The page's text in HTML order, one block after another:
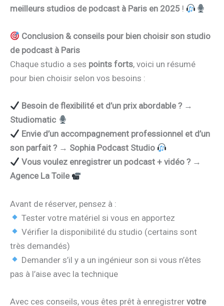
meilleurs studios de podcast à Paris en 2025 !
Conclusion & conseils pour bien choisir son studio
de podcast à Paris
Chaque studio a ses points forts, voici un résumé
pour bien choisir selon vos besoins :
Besoin de flexibilité et d’un prix abordable ? →
Studiomatic
Envie d’un accompagnement professionnel et d’un
son parfait ? → Sophia Podcast Studio
Vous voulez enregistrer un podcast + vidéo ? →
Agence La Toile
Avant de réserver, pensez à :
Tester votre matériel si vous en apportez
Vérifier la disponibilité du studio (certains sont
très demandés)
Demander s’il y a un ingénieur son si vous n’êtes
pas à l’aise avec la technique
Avec ces conseils, vous êtes prêt à enregistrer votre